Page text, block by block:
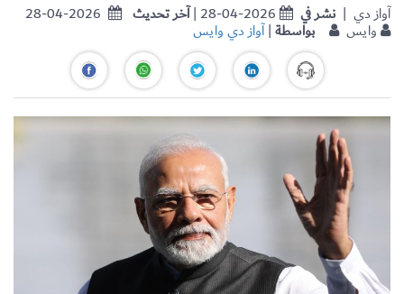
28-04-2026 آخر تحديث| 28-04-2026 نشر في | آواز دي
وايس بواسطة|آواز دي وايس